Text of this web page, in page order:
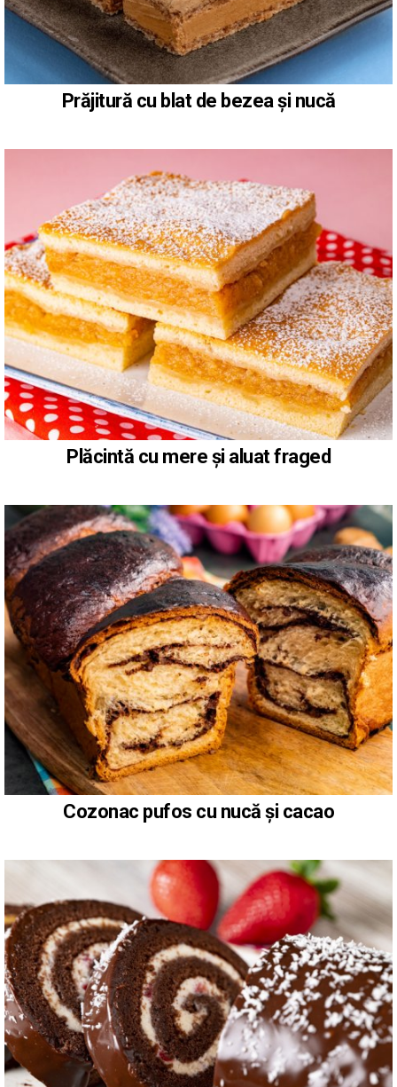
Prăjitură cu blat de bezea și nucă
Plăcintă cu mere și aluat fraged
Cozonac pufos cu nucă și cacao